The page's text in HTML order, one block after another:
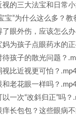
的三大法宝和日常
宝”为什么这么多？
眼外伤，应该怎么
妈为孩子点眼药水的
孩子的散光问题？
比近视更可怕？
老花眼一样吗？
一次“改斜归正”吗？
长包包？这些眼病